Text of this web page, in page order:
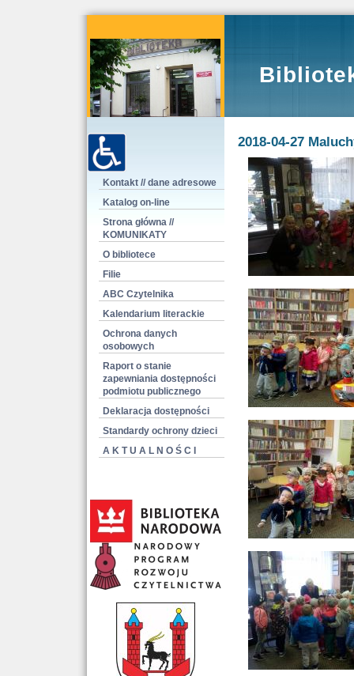
2018-04-27
Kontakt // dane adresowe
Katalog on-line
Strona główna //
KOMUNIKATY
O bibliotece
Filie
ABC Czytelnika
Kalendarium literackie
Ochrona danych
osobowych
Raport o stanie
zapewniania dostępności
podmiotu publicznego
Deklaracja dostępności
Standardy ochrony dzieci
A K T U A L N O Ś C I